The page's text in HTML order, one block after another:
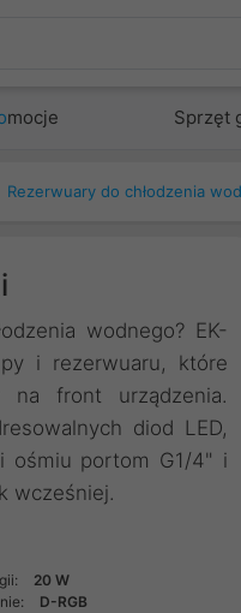
mocje Sprzęt
Rezerwuary do chłodzenia
wodnego? EK-
i rezerwuaru, które
na front urządzenia.
diod LED,
ośmiu portom G1/4" i
wcześniej.
20 W
D-RGB